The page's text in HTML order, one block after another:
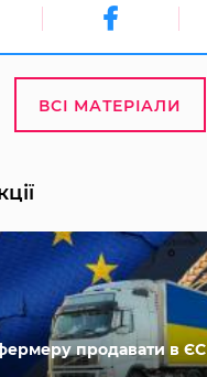
ВСІ МАТЕРІАЛИ
продавати в ЄС